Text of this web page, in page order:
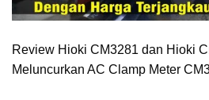
Review Hioki CM3281 dan Hioki
Meluncurkan AC Clamp Meter